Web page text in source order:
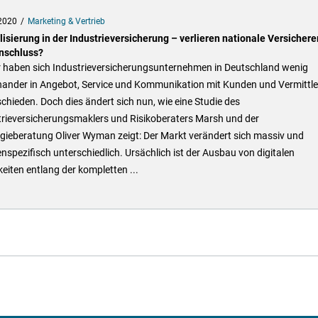
Marketing & Vertrieb
in der Industrieversicherung – verlieren nationale
haben sich Industrieversicherungsunternehmen in Deutschland wenig
in Angebot, Service und Kommunikation mit Kunden und
Doch dies ändert sich nun, wie eine Studie des
und Risikoberaters Marsh und der
Oliver Wyman zeigt: Der Markt verändert sich massiv und
unterschiedlich. Ursächlich ist der Ausbau von digitalen
entlang der kompletten ...